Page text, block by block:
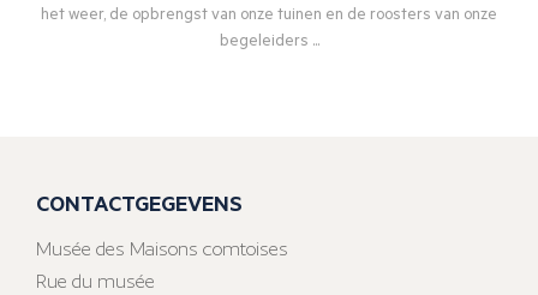
het weer, de opbrengst van onze tuinen en de roosters van onze
begeleiders ...
CONTACTGEGEVENS
Musée des Maisons comtoises
Rue du musée